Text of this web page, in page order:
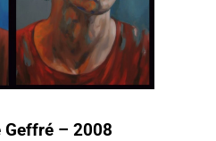
Geffré – 2008